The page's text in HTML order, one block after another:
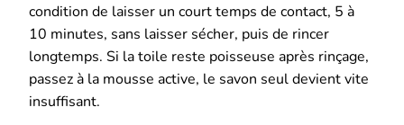
condition de laisser un court temps de contact, 5 à
10 minutes, sans laisser sécher, puis de rincer
longtemps. Si la toile reste poisseuse après rinçage,
passez à la mousse active, le savon seul devient vite
insuffisant.